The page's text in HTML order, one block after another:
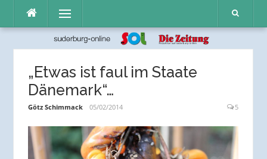
Inhalt
Menü
„Etwas ist faul im Staate
Dänemark“…
Götz Schimmack 05/02/2014 5